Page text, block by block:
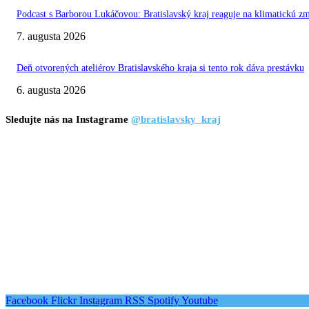
Podcast s Barborou Lukáčovou: Bratislavský kraj reaguje na klimatickú
7. augusta 2026
Deň otvorených ateliérov Bratislavského kraja si tento rok dáva prestávku
6. augusta 2026
Sledujte nás na Instagrame @bratislavsky_kraj
Facebook Flickr Instagram RSS SpotifyYoutube